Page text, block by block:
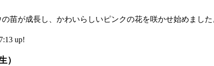
苗が成長し、かわいらしいピンクの花を咲かせ始めまし
up!
）